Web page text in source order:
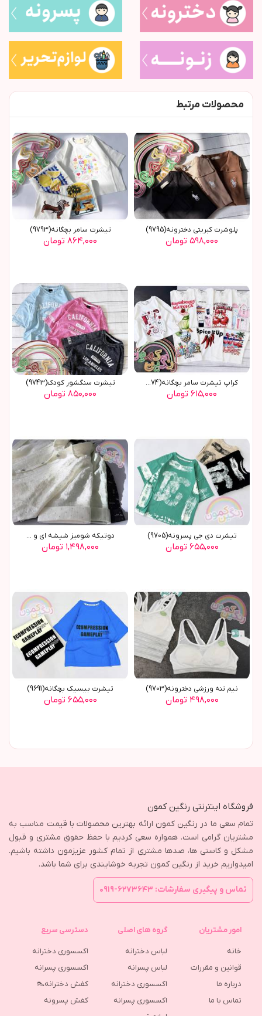
محصولات مرتبط
پلوشرت کبریتی دخترونه(9795)
۵۹۸,۰۰۰ تومان
تیشرت سامر بچگانه(9793)
۸۶۴,۰۰۰ تومان
کراپ تیشرت سامر بچگانه(9774)
۶۱۵,۰۰۰ تومان
تیشرت سنگشور کودک(9743)
۸۵۰,۰۰۰ تومان
تیشرت دی جی پسرونه(9705)
۶۵۵,۰۰۰ تومان
دوتیکه شومیز شیشه ای و ...
۱,۴۹۸,۰۰۰ تومان
نیم تنه ورزشی دخترونه(9703)
۴۹۸,۰۰۰ تومان
تیشرت بیسیک بچگانه(9691)
۶۵۵,۰۰۰ تومان
فروشگاه اینترنتی رنگین کمون
تمام سعی ما در رنگین کمون ارائه بهترین محصولات با قیمت مناسب به
مشتریان گرامی است. همواره سعی کردیم با حفظ حقوق مشتری و قبول
مشکل و کاستی ها، صدها مشتری از تمام کشور عزیزمون داشته باشیم.
امیدواریم خرید از رنگین کمون تجربه خوشایندی برای شما باشد.
تماس و پیگیری سفارشات: ۶۲۷۳۶۴۳-۰۹۱۹
امور مشتریان
خانه
قوانین و مقررات
درباره ما
تماس با ما
گروه های اصلی
لباس دخترانه
لباس پسرانه
اکسسوری دخترانه
اکسسوری پسرانه
دسترسی سریع
اکسسوری دخترانه
اکسسوری پسرانه
کفش دخترانه👠
كفش پسرونه